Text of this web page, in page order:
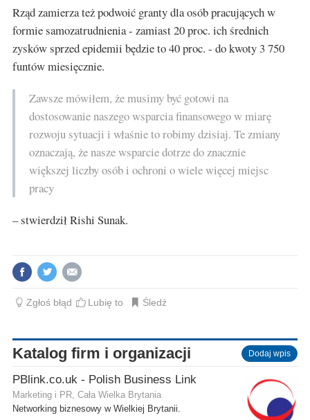
Rząd zamierza też podwoić granty dla osób pracujących w
formie samozatrudnienia - zamiast 20 proc. ich średnich
zysków sprzed epidemii będzie to 40 proc. - do kwoty 3 750
funtów miesięcznie.
Zawsze mówiłem, że musimy być gotowi na
dostosowanie naszego wsparcia finansowego w miarę
rozwoju sytuacji i właśnie to robimy dzisiaj. Te zmiany
oznaczają, że nasze wsparcie dotrze do znacznie
większej liczby osób i ochroni o wiele więcej miejsc
pracy
– stwierdził Rishi Sunak.
Zgłoś błąd Lubię to Śledź
Katalog firm i organizacji Dodaj wpis
PBlink.co.uk - Polish Business Link
Marketing i PR, Cała Wielka Brytania
Networking biznesowy w Wielkiej Brytanii.